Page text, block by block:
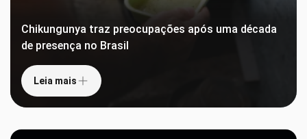
Chikungunya traz preocupações após uma década
de presença no Brasil
Leia mais